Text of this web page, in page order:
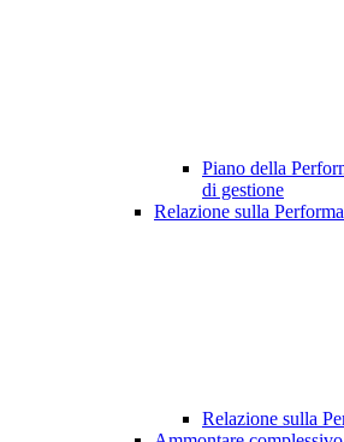
Piano della
di gestione
Relazione sulla
Relazione sulla